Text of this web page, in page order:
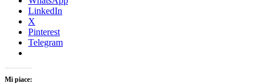
LinkedIn
X
Pinterest
Telegram
Mi piace: